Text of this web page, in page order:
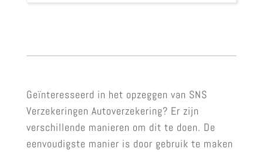
Geïnteresseerd in het opzeggen van SNS
Verzekeringen Autoverzekering? Er zijn
verschillende manieren om dit te doen. De
eenvoudigste manier is door gebruik te maken